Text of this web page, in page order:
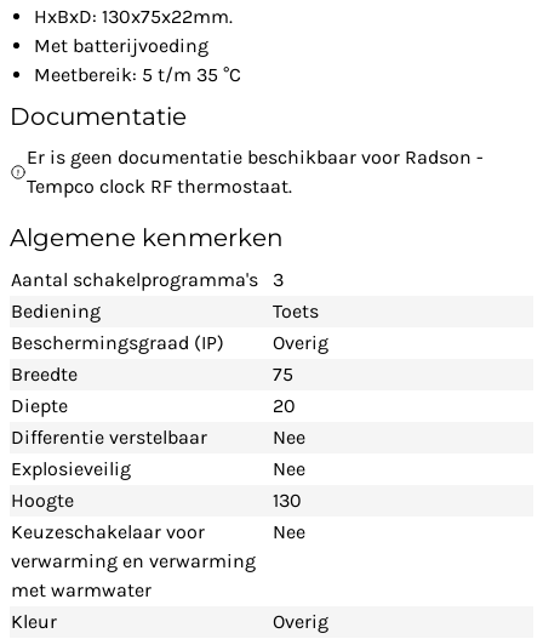
HxBxD: 130x75x22mm.
Met batterijvoeding
Meetbereik: 5 t/m 35 °C
Documentatie
Er is geen documentatie beschikbaar voor Radson -
Tempco clock RF thermostaat.
Algemene kenmerken
Aantal schakelprogramma's
3
Bediening
Toets
Beschermingsgraad (IP)
Overig
Breedte
75
Diepte
20
Differentie verstelbaar
Nee
Explosieveilig
Nee
Hoogte
130
Keuzeschakelaar voor
verwarming en verwarming
met warmwater
Nee
Kleur
Overig